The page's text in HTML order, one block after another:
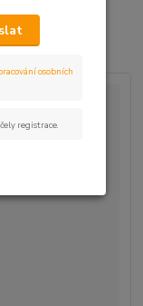
osobních
registrace.